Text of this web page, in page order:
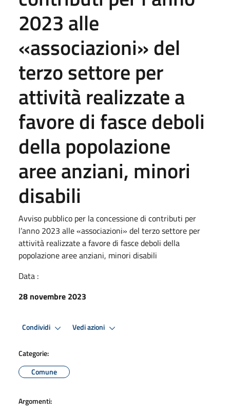
2023 alle
«associazioni» del
terzo settore per
attività realizzate a
favore di fasce deboli
della popolazione
aree anziani, minori
disabili
Avviso pubblico per la concessione di contributi per
l’anno 2023 alle «associazioni» del terzo settore per
attività realizzate a favore di fasce deboli della
popolazione aree anziani, minori disabili
Data :
28 novembre 2023
Condividi Vedi azioni
Categorie:
Comune
Argomenti: